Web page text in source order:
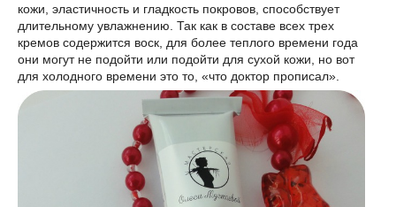
кожи, эластичность и гладкость покровов, способствует
длительному увлажнению. Так как в составе всех трех
кремов содержится воск, для более теплого времени года
они могут не подойти или подойти для сухой кожи, но вот
для холодного времени это то, «что доктор прописал».